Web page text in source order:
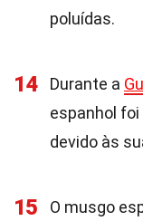
poluídas.
14 Durante a
espanhol
devido às
15
O musgo